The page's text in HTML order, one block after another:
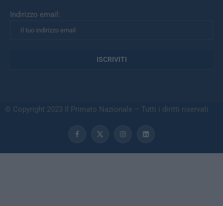
Indirizzo email:
© Copyright 2023 Il Primato Nazionale – Tutti i diritti riservati